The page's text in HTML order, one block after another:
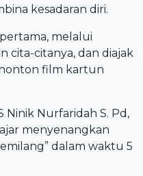
kesadaran diri.
melalui
cita-citanya, dan diajak
film kartun
Nurfaridah S. Pd,
menyenangkan
dalam waktu 5